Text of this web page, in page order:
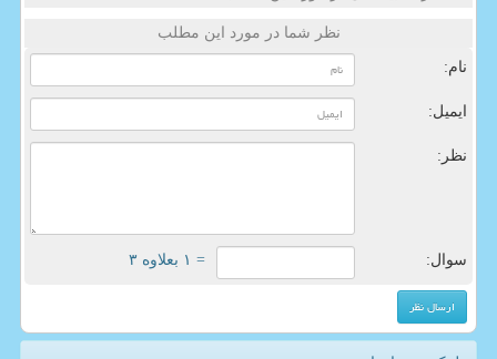
نظر شما در مورد این مطلب
نام:
ایمیل:
نظر:
سوال: = ۱ بعلاوه ۳